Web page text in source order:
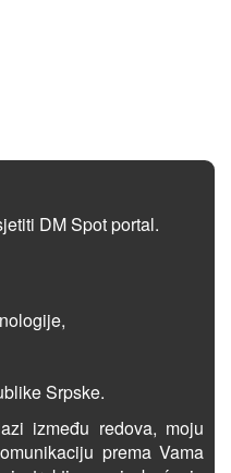
DM Spot portal.
Srpske.
između redova, moju
prema Vama